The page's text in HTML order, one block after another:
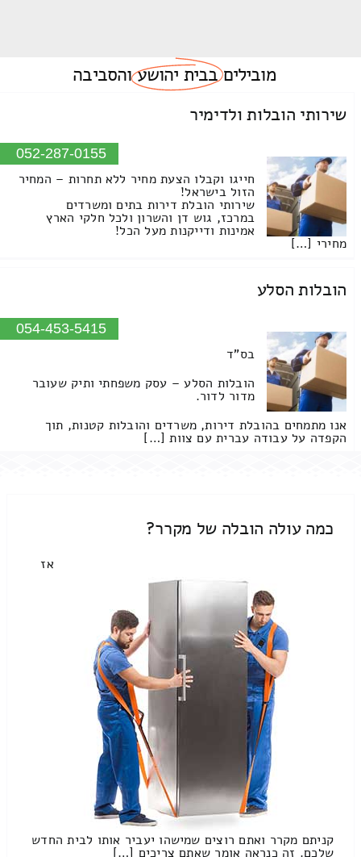
מוביליםבבית יהושעוהסביבה
שירותי הובלות ולדימיר
052-287-0155
חייגו וקבלו הצעת מחיר ללא תחרות – המחיר
הזול בישראל!
שירותי הובלת דירות בתים ומשרדים
במרכז, גוש דן והשרון ולכל חלקי הארץ
אמינות ודייקנות מעל הכל!
מחירי […]
הובלות הסלע
054-453-5415
בס"ד
הובלות הסלע – עסק משפחתי ותיק שעובר
מדור לדור.
אנו מתמחים בהובלת דירות, משרדים והובלות קטנות, תוך
הקפדה על עבודה עברית עם צוות […]
כמה עולה הובלה של מקרר?
אז
קניתם מקרר ואתם רוצים שמישהו יעביר אותו לבית החדש
שלכם. זה כנראה אומר שאתם צריכים […]